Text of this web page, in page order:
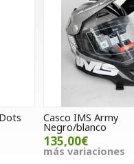
Casco IMS Army
Negro/blanco
135,00€
más variaciones